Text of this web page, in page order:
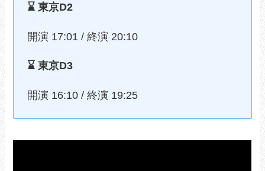
⌛️ 東京D2
開演 17:01 / 終演 20:10
⌛️ 東京D3
開演 16:10 / 終演 19:25